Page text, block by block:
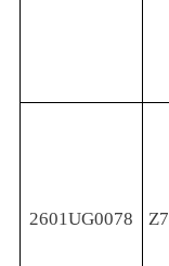
2601UG0078